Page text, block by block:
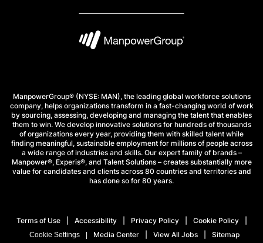
ManpowerGroup® (NYSE: MAN), the leading global workforce solutions
company, helps organizations transform in a fast-changing world of work
by sourcing, assessing, developing and managing the talent that enables
them to win. We develop innovative solutions for hundreds of thousands
of organizations every year, providing them with skilled talent while
finding meaningful, sustainable employment for millions of people across
a wide range of industries and skills. Our expert family of brands –
Manpower®, Experis®, and Talent Solutions – creates substantially more
value for candidates and clients across 80 countries and territories and
has done so for 80 years.
Terms of Use Accessibility Privacy Policy Cookie Policy
Cookie Settings Media Center View All Jobs Sitemap